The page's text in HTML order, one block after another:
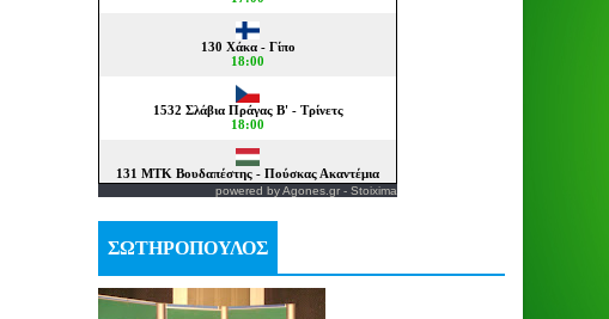
powered byAgones.gr - Stoixima
ΣΩΤΗΡΟΠΟΥΛΟΣ